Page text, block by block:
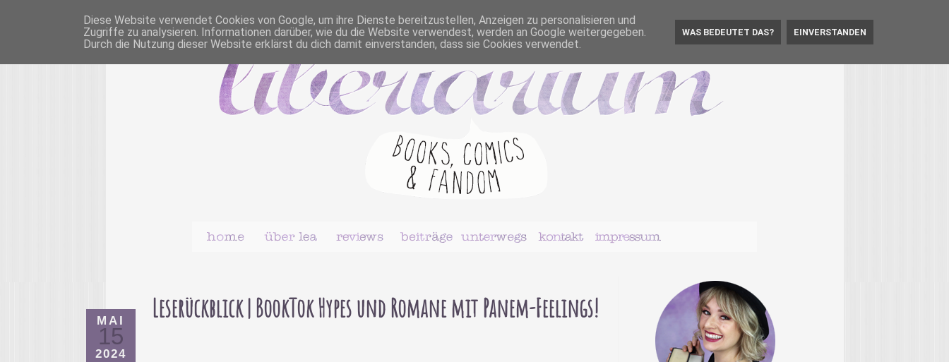
MAI
15
2024
Leserückblick | BookTok Hypes und Romane mit Panem-Feelings!
Diese Website verwendet Cookies von Google, um ihre Dienste bereitzustellen, Anzeigen zu personalisieren und
Zugriffe zu analysieren. Informationen darüber, wie du die Website verwendest, werden an Google weitergegeben.
Durch die Nutzung dieser Website erklärst du dich damit einverstanden, dass sie Cookies verwendet.
WAS BEDEUTET DAS? EINVERSTANDEN